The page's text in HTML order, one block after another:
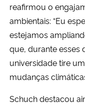
reafirmou o
ambientais: “Eu
estejamos
que, durante esses
universidade tire
mudanças
Schuch destacou